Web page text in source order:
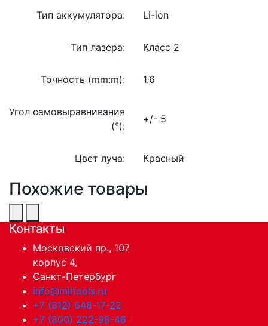
Тип аккумулятора: Li-ion
Тип лазера: Класс 2
Точность (mm:m): 1.6
Угол самовыравнивания
(°):
+/- 5
Цвет луча: Красный
Похожие товары
Контакты
Московский пр., 107
корпус 4,
Санкт-Петербург
info@miltools.ru
+7 (812) 648-17-22
+7 (800) 222-98-46